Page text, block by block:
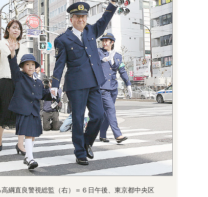
綱直良警視総監（右）＝６日午後、東京都中央区